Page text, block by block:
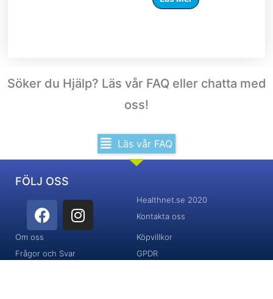
Söker du Hjälp? Läs vår FAQ eller chatta med
oss!
Läs vår FAQ
FÖLJ OSS
F
a
c
e
I
n
Healthnet.se 2020
Kontakta oss
Om oss
Frågor och Svar
Köpvillkor
GPDR